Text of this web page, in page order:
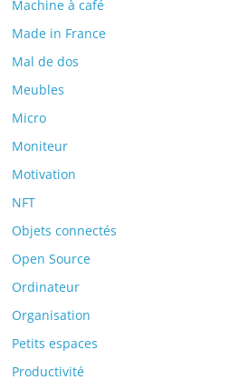
Machine à café
Made in France
Mal de dos
Meubles
Micro
Moniteur
Motivation
NFT
Objets connectés
Open Source
Ordinateur
Organisation
Petits espaces
Productivité